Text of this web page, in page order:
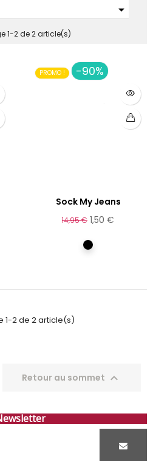

1-2 de 2 article(s)
PROMO ! -90%
Sock My Jeans
14,95 € 1,50 €
Multicolore
1-2 de 2 article(s)
Retour au sommet 